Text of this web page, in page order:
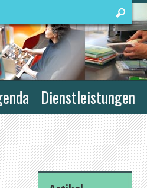
Dienstleistungen